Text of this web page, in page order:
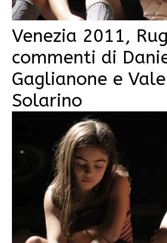
Venezia 2011,
commenti di
Gaglianone e
Solarino